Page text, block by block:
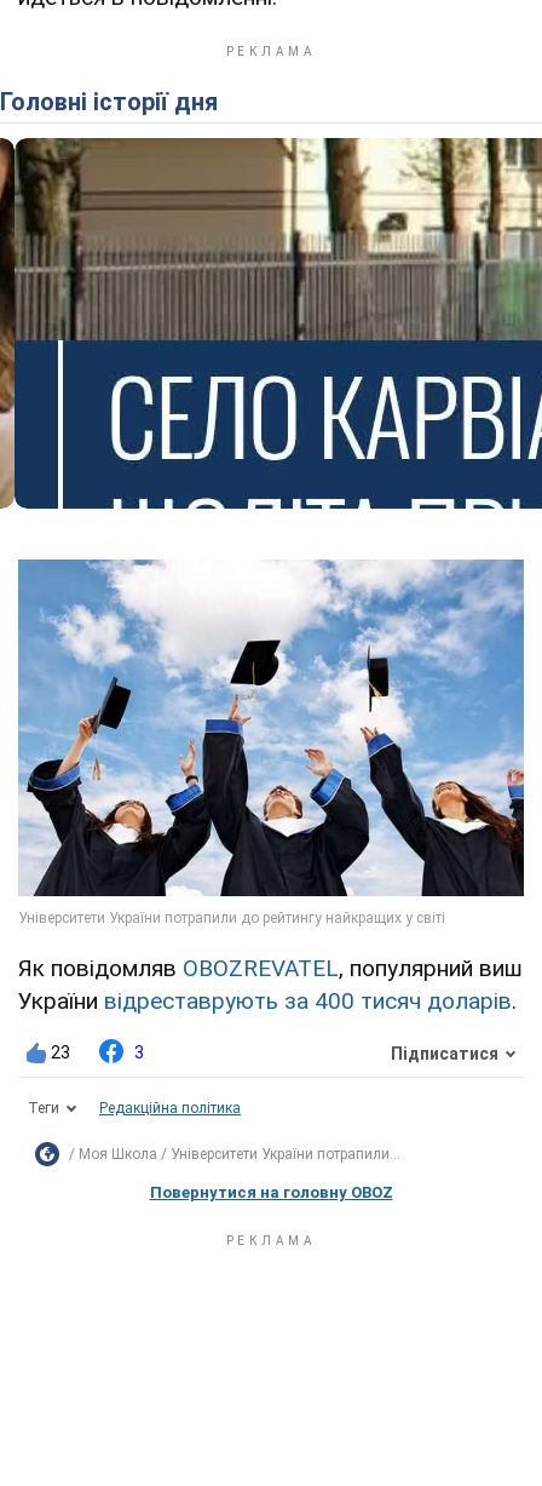
Головні історії дня
Як повідомляв OBOZREVATEL, популярний виш
України відреставрують за 400 тисяч доларів.
23 3 Підписатися
Теги Редакційна політика
Моя Школа Університети України потрапили...
Повернутися на головну OBOZ